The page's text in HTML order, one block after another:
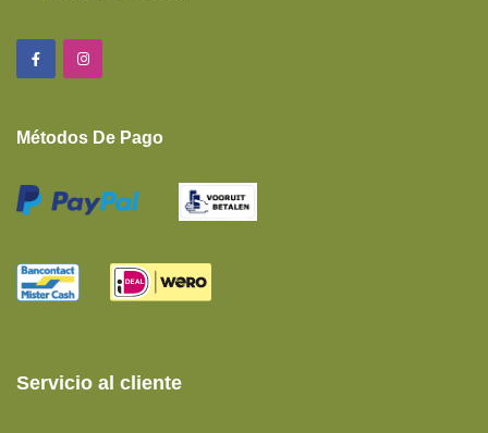
Colchones
Colchones De Cuna
Cuña De Unión
Caravana Camas Gemelas
Métodos De Pago
Servicio al cliente